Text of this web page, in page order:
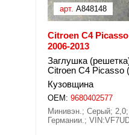
арт. A848148
Citroen C4
2006-2013
Заглушка
Citroen C4 Picasso
Кузовщина
OEM: 9680402577
Минивэн.; Серый;
Германии.;